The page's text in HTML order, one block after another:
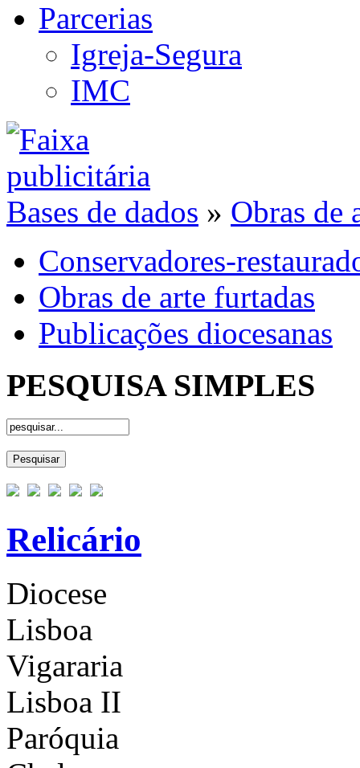
Parcerias
Igreja-Segura
IMC
Bases de dados » Obras de
Conservadores-
Obras de arte furtadas
Publicações diocesanas
PESQUISA SIMPLES
Relicário
Diocese
Lisboa
Vigararia
Lisboa II
Paróquia